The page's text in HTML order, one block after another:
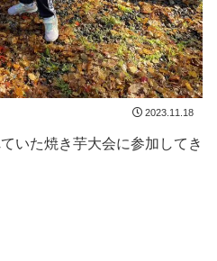
2023.11.18
いた焼き芋大会に参加してき